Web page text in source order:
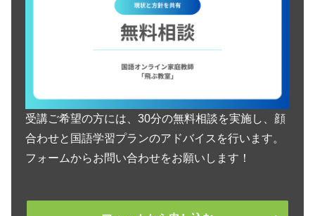
受講ご希望の方には、30分の無料相談を実施し、顔
合わせと国語学習プランのアドバイスを行います。
フォームからお問い合わせをお願いします！